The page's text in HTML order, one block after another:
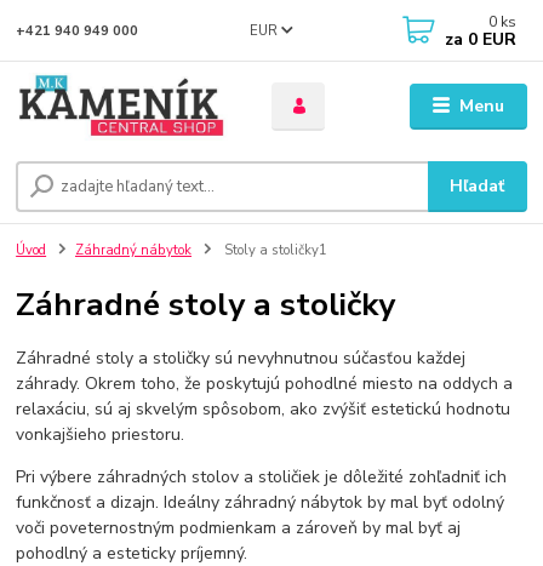
Menu
EUR
Hľadať
+421 940 949 000 0 ks
za 0 EUR
Úvod Záhradný nábytok Stoly a stoličky1
Záhradné stoly a stoličky
Záhradné stoly a stoličky sú nevyhnutnou súčasťou každej
záhrady. Okrem toho, že poskytujú pohodlné miesto na oddych a
relaxáciu, sú aj skvelým spôsobom, ako zvýšiť estetickú hodnotu
vonkajšieho priestoru.
Pri výbere záhradných stolov a stoličiek je dôležité zohľadniť ich
funkčnosť a dizajn. Ideálny záhradný nábytok by mal byť odolný
voči poveternostným podmienkam a zároveň by mal byť aj
pohodlný a esteticky príjemný.